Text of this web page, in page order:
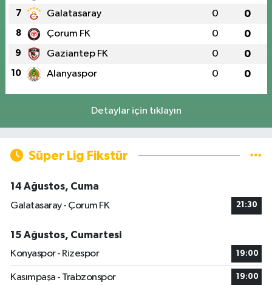
7 Galatasaray 0 0
8 Çorum FK 0 0
9 Gaziantep FK 0 0
10 Alanyaspor 0 0
Detaylar için tıklayın
Süper Lig Fikstür
14 Ağustos, Cuma
Galatasaray - Çorum FK
21:30
15 Ağustos, Cumartesi
Konyaspor - Rizespor
19:00
Kasımpaşa - Trabzonspor 19:00